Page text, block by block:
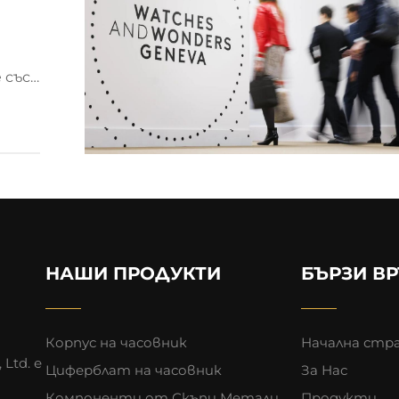
Ltd. е
НАШИ ПРОДУКТИ
Корпус на часовник
Циферблат на часовник
БЪРЗИ
Начална
За Нас